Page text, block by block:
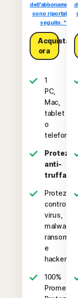
dell'abbonamento
sono riportati di
seguito. *
Acquista
ora
1
PC,
Mac,
tablet
o
telefono
anti-
truffa
contro
virus,
malware,
e
hacker
100%
Promessa